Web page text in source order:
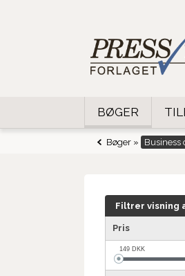
BØGER
Bøger » Business
Filtrer visning
Pris
149 DKK